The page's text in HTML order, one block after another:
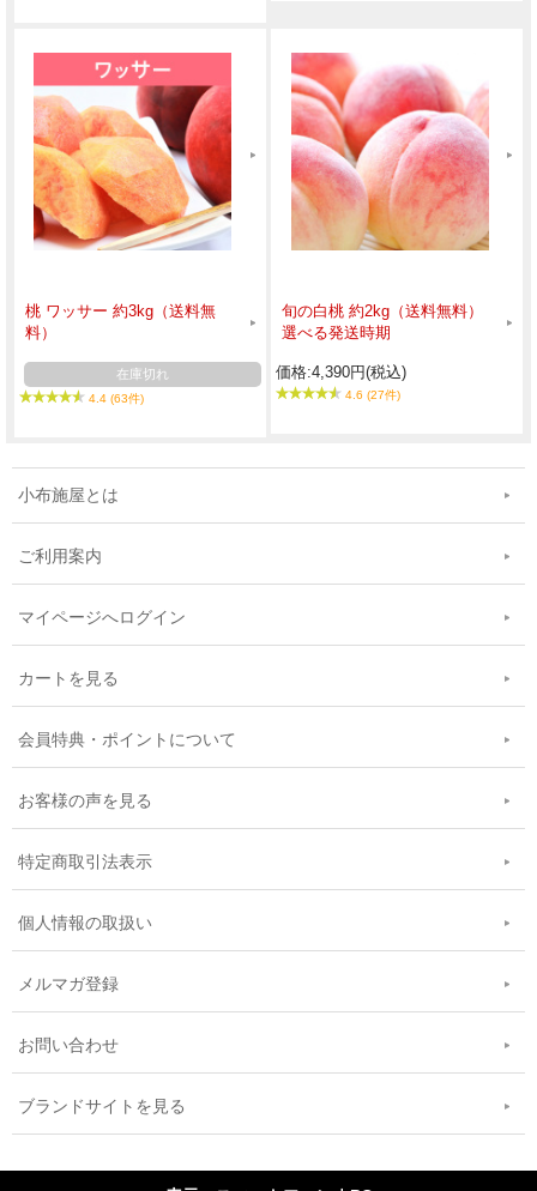
※なくなり次第終了となります。予めご了承ください。
桃 ワッサー 約3kg（送料無
料）
在庫切れ
4.4 (63件)
旬の白桃 約2kg（送料無料）
選べる発送時期
価格:4,390円(税込)
4.6 (27件)
小布施屋とは
ご利用案内
マイページへログイン
カートを見る
会員特典・ポイントについて
お客様の声を見る
特定商取引法表示
個人情報の取扱い
メルマガ登録
お問い合わせ
ブランドサイトを見る